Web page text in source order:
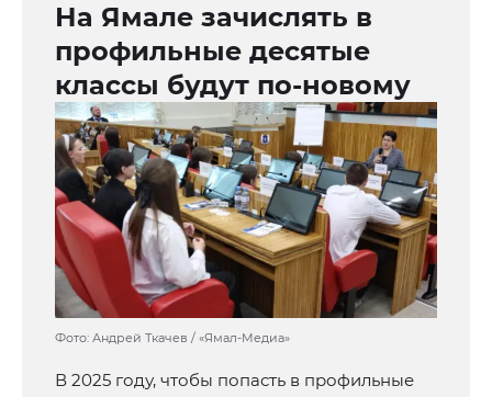
На Ямале зачислять в
профильные десятые
классы будут по-новому
Фото: Андрей Ткачев / «Ямал-Медиа»
В 2025 году, чтобы попасть в профильные